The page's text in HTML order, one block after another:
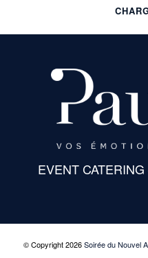
EVENT
© Copyright 2026Soirée du Nouvel